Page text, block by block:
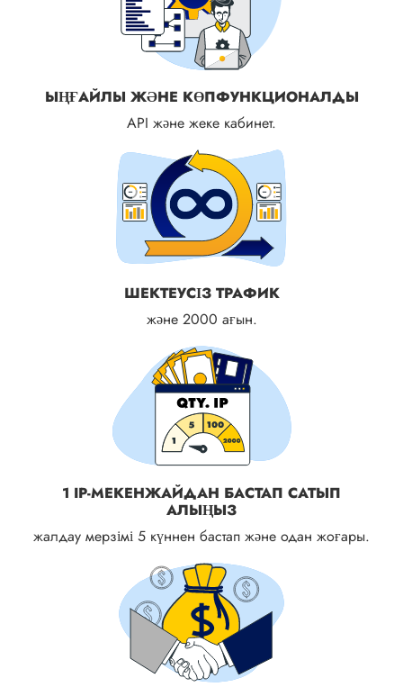
ЫҢҒАЙЛЫ ЖӘНЕ КӨПФУНКЦИОНАЛДЫ
API және жеке кабинет.
ШЕКТЕУСІЗ ТРАФИК
және 2000 ағын.
1 IP-МЕКЕНЖАЙДАН БАСТАП САТЫП
АЛЫҢЫЗ
жалдау мерзімі 5 күннен бастап және одан жоғары.